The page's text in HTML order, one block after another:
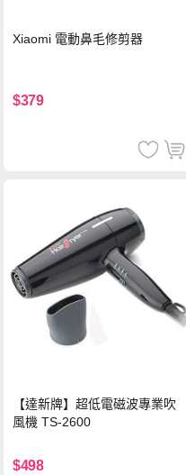
Xiaomi 電動鼻毛修剪器
$379
【達新牌】超低電磁波專業吹
風機 TS-2600
$498